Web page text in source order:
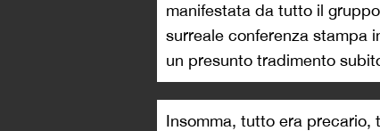
manifestata da tutto il
surreale conferenza stampa
un presunto tradimento
Insomma, tutto era precario,